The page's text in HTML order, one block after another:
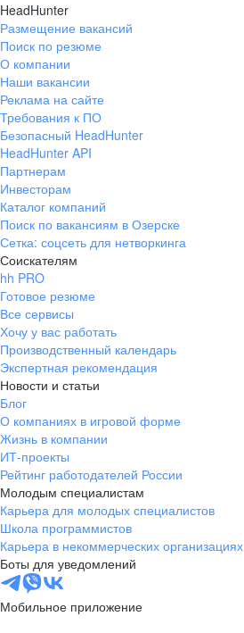
HeadHunter
Размещение вакансий
Поиск по резюме
О компании
Наши вакансии
Реклама на сайте
Требования к ПО
Безопасный HeadHunter
HeadHunter API
Партнерам
Инвесторам
Каталог компаний
Поиск по вакансиям в Озерске
Сетка: соцсеть для нетворкинга
Соискателям
hh PRO
Готовое резюме
Все сервисы
Хочу у вас работать
Производственный календарь
Экспертная рекомендация
Новости и статьи
Блог
О компаниях в игровой форме
Жизнь в компании
ИТ-проекты
Рейтинг работодателей России
Молодым специалистам
Карьера для молодых специалистов
Школа программистов
Карьера в некоммерческих организациях
Боты для уведомлений
Мобильное приложение